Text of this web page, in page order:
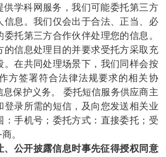
供学科网服务，我们可能委托第三方
信息。我们仅会出于合法、正当、必
托第三方合作伙伴处理您的信息。
的信息处理目的并要求受托方采取充
。在共同处理场景下，我们同样会按
方签署符合法律法规要求的相关协
保护义务。 委托短信服务供应商主
登录所需的短信，及向您发送相关业
：手机号；委托方式：直接委托；受
。
、公开披露信息时事先征得授权同意